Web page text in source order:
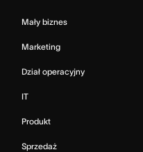
Mały biznes
Marketing
Dział operacyjny
IT
Produkt
Sprzedaż